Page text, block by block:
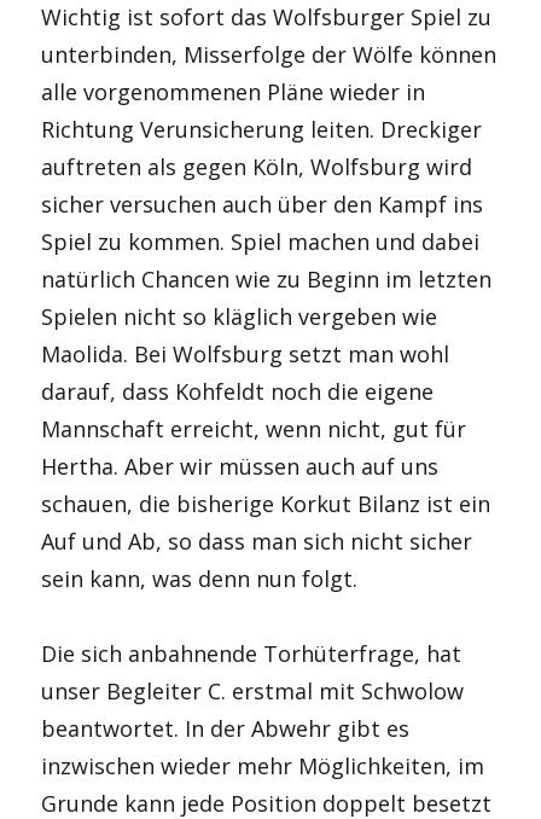
Wichtig ist sofort das Wolfsburger Spiel zu
unterbinden, Misserfolge der Wölfe können
alle vorgenommenen Pläne wieder in
Richtung Verunsicherung leiten. Dreckiger
auftreten als gegen Köln, Wolfsburg wird
sicher versuchen auch über den Kampf ins
Spiel zu kommen. Spiel machen und dabei
natürlich Chancen wie zu Beginn im letzten
Spielen nicht so kläglich vergeben wie
Maolida. Bei Wolfsburg setzt man wohl
darauf, dass Kohfeldt noch die eigene
Mannschaft erreicht, wenn nicht, gut für
Hertha. Aber wir müssen auch auf uns
schauen, die bisherige Korkut Bilanz ist ein
Auf und Ab, so dass man sich nicht sicher
sein kann, was denn nun folgt.
Die sich anbahnende Torhüterfrage, hat
unser Begleiter C. erstmal mit Schwolow
beantwortet. In der Abwehr gibt es
inzwischen wieder mehr Möglichkeiten, im
Grunde kann jede Position doppelt besetzt